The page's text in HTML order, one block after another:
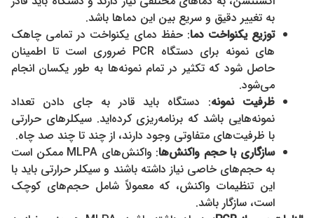
به تغییر دقیق و سریع بین این دماها باشد.
توزیع یکنواخت دما: حفظ دمای یکنواخت در تمامی چاهک
های نمونه برای دستگاه PCR ضروری است تا اطمینان
حاصل شود که تکثیر در تمام نمونه‌ها به طور یکسان انجام
می‌شود.
ظرفیت نمونه: دستگاه باید قادر به جای دادن تعداد
نمونه‌هایی باشد که برنامه‌ریزی کرده‌اید. سیکلرهای حرارتی
با ظرفیت‌های متفاوتی وجود دارند، از چند تا چند صد چاه.
سازگاری با حجم واکنش‌ها
: واکنش‌های MLPA ممکن است
به حجم‌های خاصی نیاز داشته باشند و سیکلر حرارتی باید با
این تنظیمات واکنش، که معمولاً شامل حجم‌های کوچک
است، سازگار باشد.